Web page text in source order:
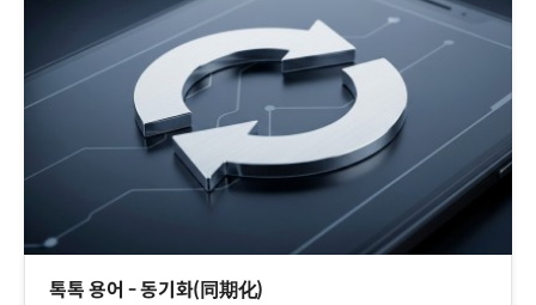
톡톡 용어 - 동기화(同期化)